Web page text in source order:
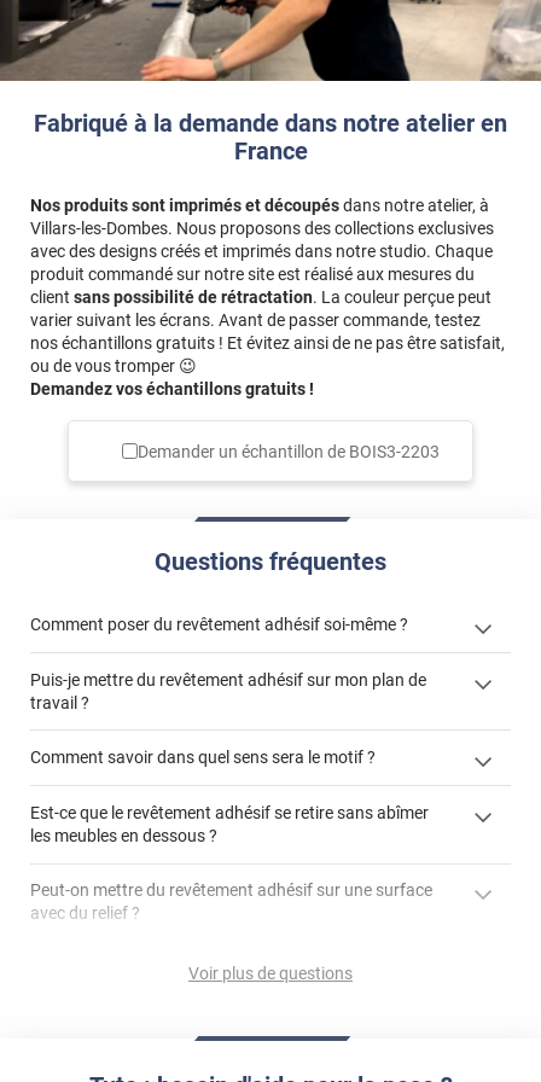
Fabriqué à la demande dans notre atelier en
France
Nos produits sont imprimés et découpésdans notre atelier, à
Villars-les-Dombes. Nous proposons des collections exclusives
avec des designs créés et imprimés dans notre studio. Chaque
produit commandé sur notre site est réalisé aux mesures du
client sans possibilité de rétractation. La couleur perçue peut
varier suivant les écrans. Avant de passer commande, testez
nos échantillons gratuits ! Et évitez ainsi de ne pas être satisfait,
ou de vous tromper 😉
Demandez vos échantillons gratuits !
Demander un échantillon de BOIS3-2203
Questions fréquentes
Comment poser du revêtement adhésif soi-même ?
« Comment poser un revêtement adhésif ? »
Puis-je mettre du revêtement adhésif sur mon plan de
travail ?
"Peut-on installer du
Comment savoir dans quel sens sera le motif ?
Est-ce que le revêtement adhésif se retire sans abîmer
les meubles en dessous ?
Utiliser une solution de dépose pour annuler l'action de la
Peut-on mettre du revêtement adhésif sur une surface
avec du relief ?
Peut-on mettre du revêtement adhésif sur du carrelage
Comment poser du revêtement adhésif dans les angles
Voir plus de questions